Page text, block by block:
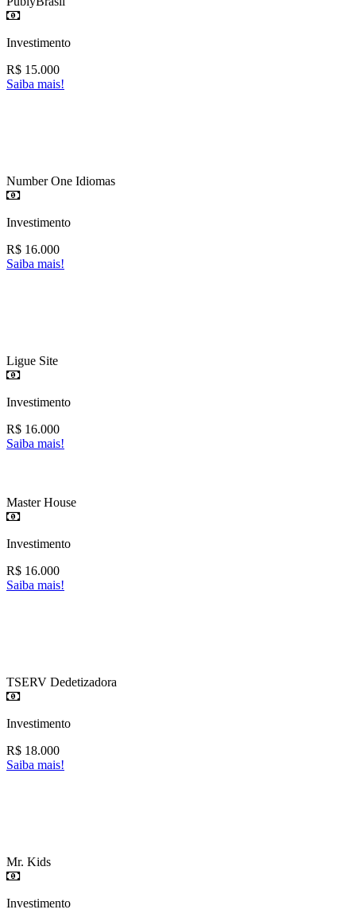
Investimento
R$ 15.000
Saiba mais!
Number One Idiomas
Investimento
R$ 16.000
Saiba mais!
Ligue Site
Investimento
R$ 16.000
Saiba mais!
Master House
Investimento
R$ 16.000
Saiba mais!
TSERV Dedetizadora
Investimento
R$ 18.000
Saiba mais!
Mr. Kids
Investimento